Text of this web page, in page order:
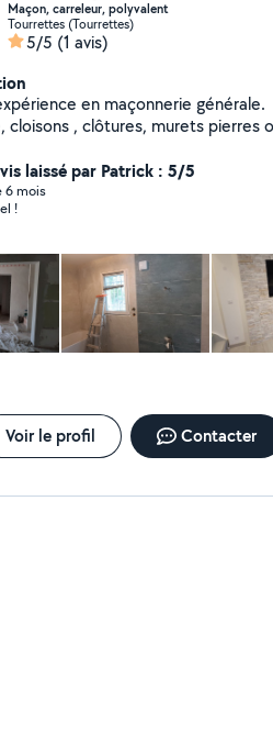
Maçon, carreleur, polyvalent
Tourrettes (Tourrettes)
5/5 (1 avis)
cloisons , clôtures, murets pierres
de fenêtres extensions,
transformer
laissé par Patrick : 5/5
6 mois
!
Voir le profil Contacter